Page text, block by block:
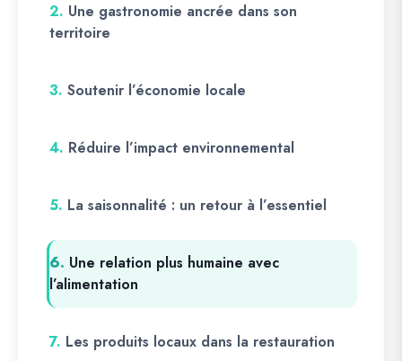
2. Une gastronomie ancrée dans son
territoire
3. Soutenir l’économie locale
4. Réduire l’impact environnemental
5. La saisonnalité : un retour à l’essentiel
6. Une relation plus humaine avec
l’alimentation
7. Les produits locaux dans la restauration